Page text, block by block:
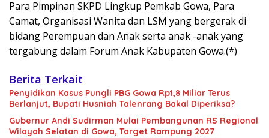
Para Pimpinan SKPD Lingkup Pemkab Gowa, Para
Camat, Organisasi Wanita dan LSM yang bergerak di
bidang Perempuan dan Anak serta anak -anak yang
tergabung dalam Forum Anak Kabupaten Gowa.(*)
Berita Terkait
Penyidikan Kasus Pungli PBG Gowa Rp1,8 Miliar Terus
Berlanjut, Bupati Husniah Talenrang Bakal Diperiksa?
Gubernur Andi Sudirman Mulai Pembangunan RS Regional
Wilayah Selatan di Gowa, Target Rampung 2027